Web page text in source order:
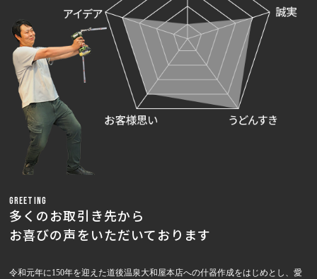
GREETING
多くのお取引き先から
お喜びの声をいただいております
令和元年に150年を迎えた道後温泉大和屋本店への什器作成をはじめとし、愛